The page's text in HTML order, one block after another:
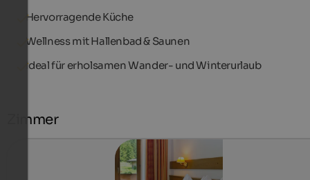
Hervorragende Küche
Wellness mit Hallenbad & Saunen
Ideal für erholsamen Wander- und Winterurlaub
Zimmer